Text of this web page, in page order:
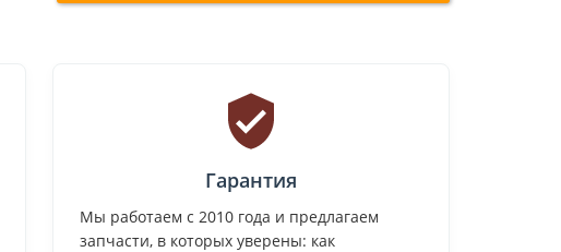
Гарантия
Мы работаем с 2010 года и предлагаем
запчасти, в которых уверены: как